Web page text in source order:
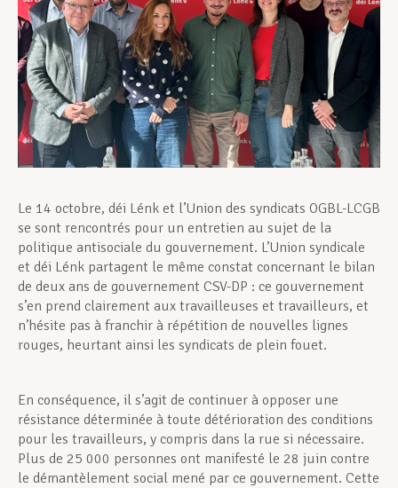
Devenir Membre
Actualités
Le 14 octobre, déi Lénk et l’Union des syndicats OGBL-LCGB
se sont rencontrés pour un entretien au sujet de la
politique antisociale du gouvernement. L’Union syndicale
et déi Lénk partagent le même constat concernant le bilan
de deux ans de gouvernement CSV-DP : ce gouvernement
s’en prend clairement aux travailleuses et travailleurs, et
n’hésite pas à franchir à répétition de nouvelles lignes
rouges, heurtant ainsi les syndicats de plein fouet.
En conséquence, il s’agit de continuer à opposer une
résistance déterminée à toute détérioration des conditions
pour les travailleurs, y compris dans la rue si nécessaire.
Plus de 25 000 personnes ont manifesté le 28 juin contre
le démantèlement social mené par ce gouvernement. Cette